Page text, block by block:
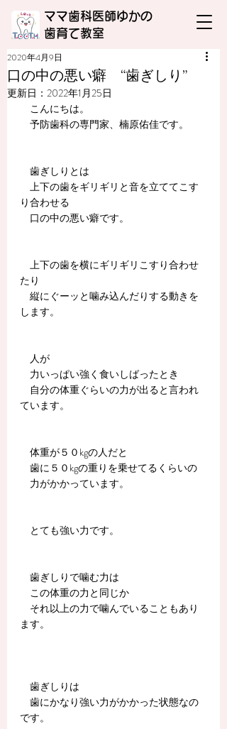
ママ歯科医師ゆかの
​歯育て教室
口の中の悪い癖 “歯ぎしり”
2020年4月9日
更新日： 2022年1月25日
こんにちは。
予防歯科の専門家、楠原佑佳です。
歯ぎしりとは
上下の歯をギリギリと音を立ててこす
り合わせる
口の中の悪い癖です。
上下の歯を横にギリギリこすり合わせ
たり
縦にぐーッと噛み込んだりする動きを
します。
人が
力いっぱい強く食いしばったとき
自分の体重ぐらいの力が出ると言われ
ています。
体重が５０kgの人だと
歯に５０kgの重りを乗せてるくらいの
力がかかっています。
とても強い力です。
歯ぎしりで噛む力は
この体重の力と同じか
それ以上の力で噛んでいることもあり
ます。
歯ぎしりは
歯にかなり強い力がかかった状態なの
です。